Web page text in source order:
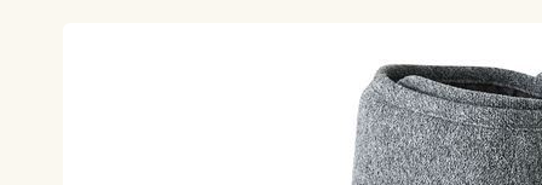
メンズ下着
ジュニア・ティーンズ下
メン